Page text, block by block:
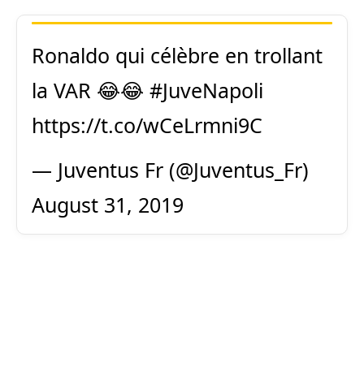
Ronaldo qui célèbre en trollant
la VAR 😂😂 #JuveNapoli
https://t.co/wCeLrmni9C
— Juventus Fr (@Juventus_Fr)
August 31, 2019